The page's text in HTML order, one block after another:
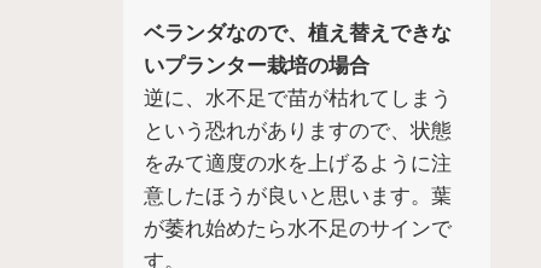
ベランダなので、植え替えできな
いプランター栽培の場合
逆に、水不足で苗が枯れてしまう
という恐れがありますので、状態
をみて適度の水を上げるように注
意したほうが良いと思います。葉
が萎れ始めたら水不足のサインで
す。